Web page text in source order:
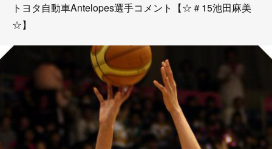
トヨタ自動車Antelopes選手コメント【☆＃15池田麻美
☆】